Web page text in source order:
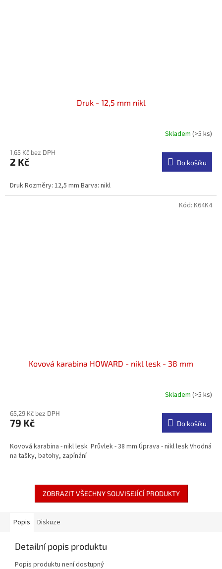
Druk - 12,5 mm nikl
Skladem (>5 ks)
1,65 Kč bez DPH
2 Kč Do košíku
Druk Rozměry: 12,5 mm Barva: nikl
Kovová karabina HOWARD - nikl lesk - 38 mm
Skladem (>5 ks)
65,29 Kč bez DPH
79 Kč Do košíku
Kovová karabina - nikl lesk Průvlek - 38 mm Úprava - nikl lesk Vhodná
na tašky, batohy, zapínání
Kód: K64K4
ZOBRAZIT VŠECHNY SOUVISEJÍCÍ PRODUKTY
Popis Diskuze
Detailní popis produktu
Popis produktu není dostupný